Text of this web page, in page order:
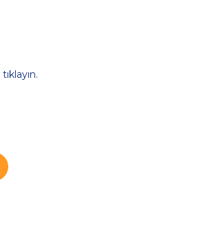
tıklayın.